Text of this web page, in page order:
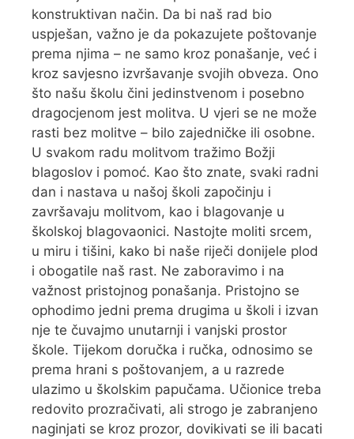
konstruktivan način. Da bi naš rad bio
uspješan, važno je da pokazujete poštovanje
prema njima – ne samo kroz ponašanje, već i
kroz savjesno izvršavanje svojih obveza. Ono
što našu školu čini jedinstvenom i posebno
dragocjenom jest molitva. U vjeri se ne može
rasti bez molitve – bilo zajedničke ili osobne.
U svakom radu molitvom tražimo Božji
blagoslov i pomoć. Kao što znate, svaki radni
dan i nastava u našoj školi započinju i
završavaju molitvom, kao i blagovanje u
školskoj blagovaonici. Nastojte moliti srcem,
u miru i tišini, kako bi naše riječi donijele plod
i obogatile naš rast. Ne zaboravimo i na
važnost pristojnog ponašanja. Pristojno se
ophodimo jedni prema drugima u školi i izvan
nje te čuvajmo unutarnji i vanjski prostor
škole. Tijekom doručka i ručka, odnosimo se
prema hrani s poštovanjem, a u razrede
ulazimo u školskim papučama. Učionice treba
redovito prozračivati, ali strogo je zabranjeno
naginjati se kroz prozor, dovikivati se ili bacati